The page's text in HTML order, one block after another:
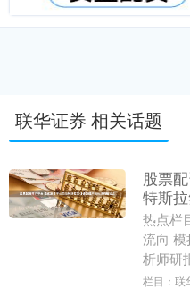
联华证券 相关话题
股票
特斯
热点栏
流向
析师研
业，及
栏目：联